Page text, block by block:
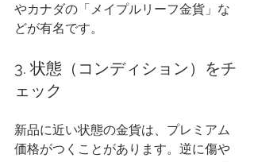
やカナダの「メイプルリーフ金貨」な
どが有名です。
3. 状態（コンディション）をチ
ェック
新品に近い状態の金貨は、プレミアム
価格がつくことがあります。逆に傷や